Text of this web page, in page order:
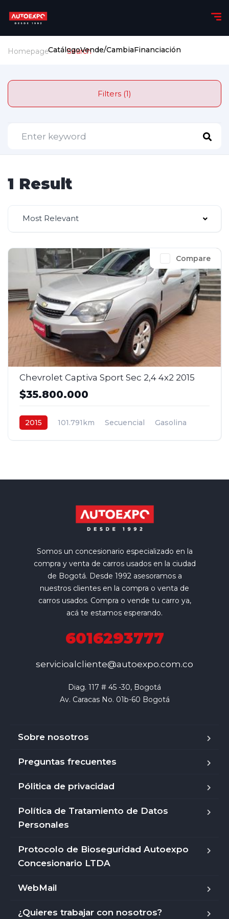
CatálogoVende/CambiaFinanciación
Homepage Search
Filters (1)
1 Result
Most Relevant
Compare
Chevrolet Captiva Sport Sec 2,4 4x2 2015
$35.800.000
2015 101.791km Secuencial
Gasolina
Somos un concesionario especializado en la
compra y venta de carros usados en la ciudad
de Bogotá. Desde 1992 asesoramos a
nuestros clientes en la compra o venta de
carros usados. Compra o vende tu carro ya,
acá te estamos esperando.
6016293777
servicioalcliente@autoexpo.com.co
Diag. 117 # 45 -30, Bogotá
Av. Caracas No. 01b-60 Bogotá
Sobre nosotros
Preguntas frecuentes
Pólitica de privacidad
Política de Tratamiento de Datos
Personales
Protocolo de Bioseguridad Autoexpo
Concesionario LTDA
WebMail
¿Quieres trabajar con nosotros?